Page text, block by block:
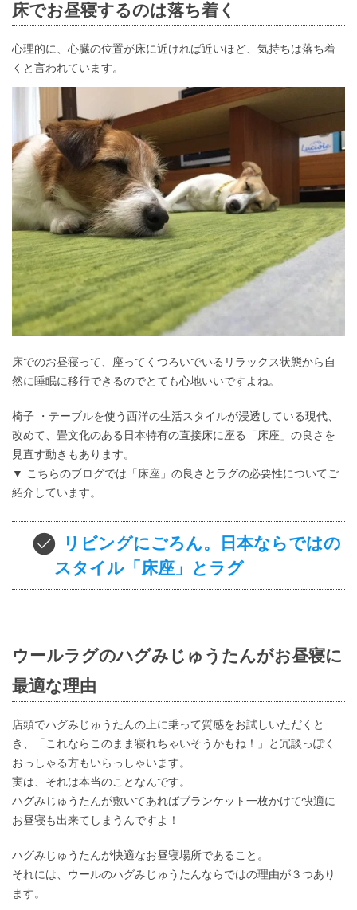
床でお昼寝するのは落ち着く
心理的に、心臓の位置が床に近ければ近いほど、気持ちは落ち着
くと言われています。
床でのお昼寝って、座ってくつろいでいるリラックス状態から自
然に睡眠に移行できるのでとても心地いいですよね。
椅子 ・テーブルを使う西洋の生活スタイルが浸透している現代、
改めて、畳文化のある日本特有の直接床に座る「床座」の良さを
見直す動きもあります。
▼ こちらのブログでは「床座」の良さとラグの必要性についてご
紹介しています。
リビングにごろん。日本ならではの
スタイル「床座」とラグ
ウールラグのハグみじゅうたんがお昼寝に
最適な理由
店頭でハグみじゅうたんの上に乗って質感をお試しいただくと
き、「これならこのまま寝れちゃいそうかもね！」と冗談っぽく
おっしゃる方もいらっしゃいます。
実は、それは本当のことなんです。
ハグみじゅうたんが敷いてあればブランケット一枚かけて快適に
お昼寝も出来てしまうんですよ！
ハグみじゅうたんが快適なお昼寝場所であること。
それには、ウールのハグみじゅうたんならではの理由が３つあり
ます。